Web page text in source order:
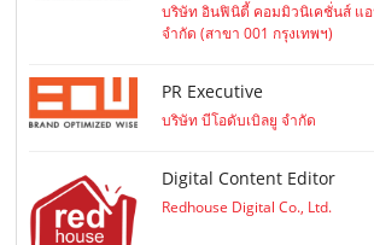
บริษัท อินฟินิตี้ คอมมิวนิเคชั่นส์ แ
จำกัด (สาขา 001 กรุงเทพฯ)
PR Executive
บริษัท บีโอดับเบิลยู จำกัด
Digital Content Editor
Redhouse Digital Co., Ltd.